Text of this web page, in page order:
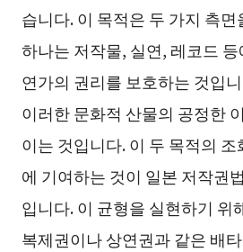
습니다. 이 목적은 두 가지 측
하나는 저작물, 실연, 레코드
연가의 권리를 보호하는 것입
이러한 문화적 산물의 공정한
이는 것입니다. 이 두 목적의
에 기여하는 것이 일본 저작권
입니다. 이 균형을 실현하기 위
복제권이나 상연권과 같은 배